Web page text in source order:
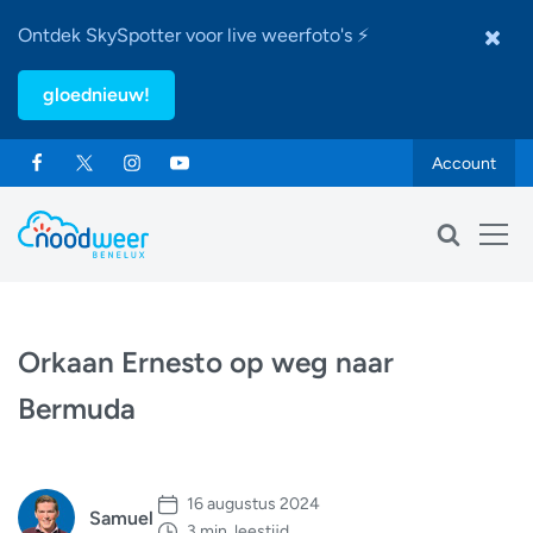
Ontdek SkySpotter voor live weerfoto's ⚡
gloednieuw!
Account
Orkaan Ernesto op weg naar
Bermuda
Samuel
16 augustus 2024